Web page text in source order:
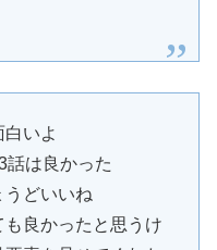
いよ
話は良かった
うどいいね
良かったと思うけ